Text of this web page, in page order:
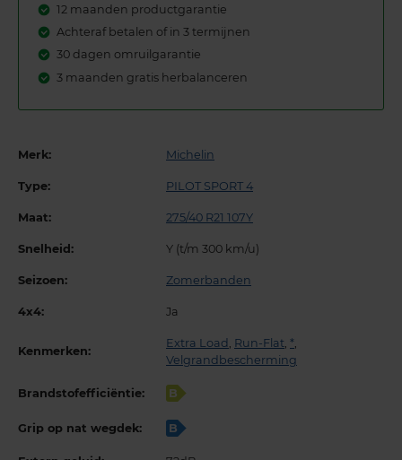
12 maanden productgarantie
Achteraf betalen of in 3 termijnen
30 dagen omruilgarantie
3 maanden gratis herbalanceren
Merk: Michelin
Type: PILOT SPORT 4
Maat: 275/40 R21 107Y
Snelheid: Y (t/m 300 km/u)
Seizoen: Zomerbanden
4x4: Ja
Kenmerken:
Extra Load , Run-Flat, *,
Velgrandbescherming
Brandstofefficiëntie: B
Grip op nat wegdek: B